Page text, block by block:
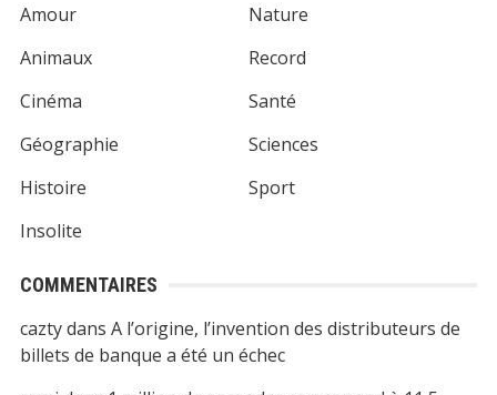
Amour
Animaux
Cinéma
Géographie
Histoire
Insolite
Nature
Record
Santé
Sciences
Sport
COMMENTAIRES
caztydans A l’origine, l’invention des distributeurs de
billets de banque a été un échec